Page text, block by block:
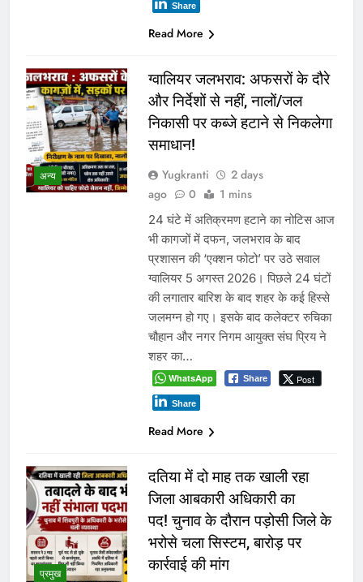
Share
Read More
अन्य
ग्वालियर जलभराव: अफसरों के दौरे
और निर्देशों से नहीं, नालों/जल
निकासी पर कब्जे हटाने से निकलेगा
समाधान!
Yugkranti
2 days
ago
0 1 mins
24 घंटे में अतिक्रमण हटाने का नोटिस आज
भी कागजों में दफन, जलभराव के बाद
प्रशासन की ‘एक्शन फोटो’ पर उठे सवाल
ग्वालियर 5 अगस्त 2026। पिछले 24 घंटों
की लगातार बारिश के बाद शहर के कई हिस्से
जलमग्न हो गए। इसके बाद कलेक्टर रुचिका
चौहान और नगर निगम आयुक्त संघ प्रिय ने
शहर का…
WhatsApp Share Post
Share
Read More
प्रमुख
दतिया में दो माह तक खाली रहा
जिला आबकारी अधिकारी का
पद! चुनाव के दौरान पड़ोसी जिले के
भरोसे चला सिस्टम, बारोड़ पर
कार्रवाई की मांग